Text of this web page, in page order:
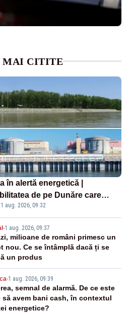
MAI CITITE
în alertă energetică |
de pe Dunăre care
Centrala Cernavodă era
de pe vremea lui Ceaușescu
1 aug. 2026, 09:32
-1 aug. 2026, 09:37
milioane de români primesc un
nou. Ce se întâmplă dacă ți se
un produs
-1 aug. 2026, 09:39
semnal de alarmă. De ce este
să avem bani cash, în contextul
energetice?